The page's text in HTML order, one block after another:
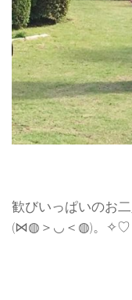
歓びいっぱいのお
(⋈◍＞◡＜◍)。✧♡